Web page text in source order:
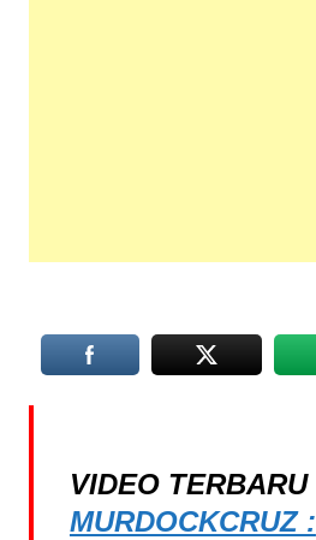
VIDEO TERBARU
MURDOCKCRUZ :